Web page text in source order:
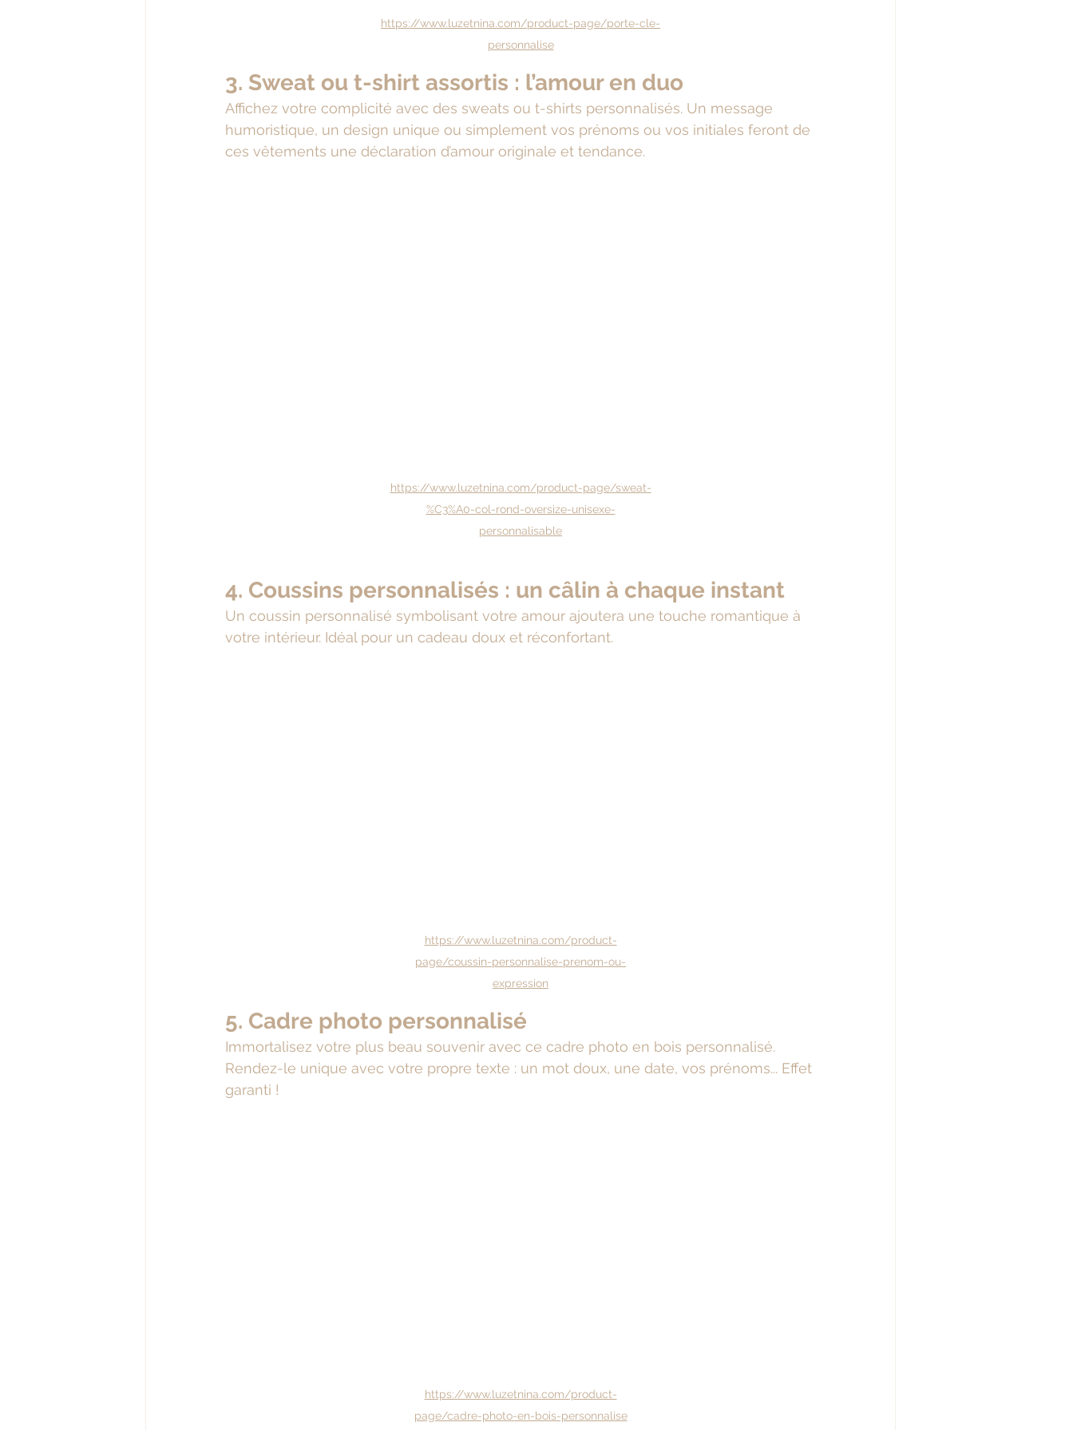
https://www.luzetnina.com/product-page/porte-cle-
personnalise
3. Sweat ou t-shirt assortis : l’amour en duo
Affichez votre complicité avec des sweats ou t-shirts personnalisés. Un message
humoristique, un design unique ou simplement vos prénoms ou vos initiales feront de
ces vêtements une déclaration d’amour originale et tendance.
https://www.luzetnina.com/product-page/sweat-
%C3%A0-col-rond-oversize-unisexe-
personnalisable
4. Coussins personnalisés : un câlin à chaque instant
Un coussin personnalisé symbolisant votre amour ajoutera une touche romantique à
votre intérieur. Idéal pour un cadeau doux et réconfortant.
https://www.luzetnina.com/product-
page/coussin-personnalise-prenom-ou-
expression
5. Cadre photo personnalisé
Immortalisez votre plus beau souvenir avec ce cadre photo en bois personnalisé.
Rendez-le unique avec votre propre texte : un mot doux, une date, vos prénoms... Effet
garanti !
https://www.luzetnina.com/product-
page/cadre-photo-en-bois-personnalise